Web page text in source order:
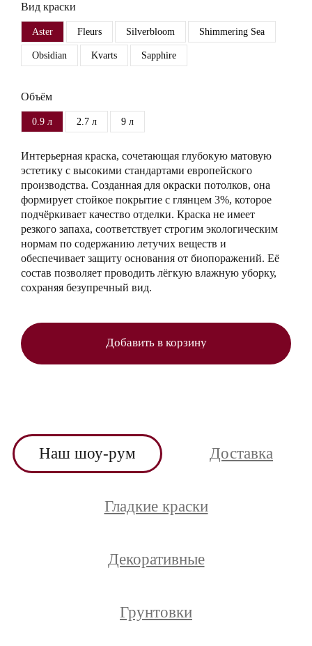
Вид краски
Aster Fleurs Silverbloom Shimmering Sea
Obsidian Kvarts Sapphire
Объём
0.9 л 2.7 л 9 л
Интерьерная краска, сочетающая глубокую матовую
эстетику с высокими стандартами европейского
производства. Созданная для окраски потолков, она
формирует стойкое покрытие с глянцем 3%, которое
подчёркивает качество отделки. Краска не имеет
резкого запаха, соответствует строгим экологическим
нормам по содержанию летучих веществ и
обеспечивает защиту основания от биопоражений. Её
состав позволяет проводить лёгкую влажную уборку,
сохраняя безупречный вид.
Добавить в корзину
Наш шоу-рум Доставка
Гладкие краски
Декоративные
Грунтовки